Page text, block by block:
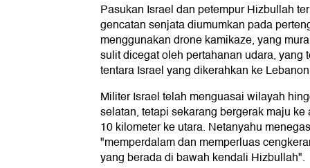
Pasukan Israel dan petempur Hizbullah
gencatan senjata diumumkan pada
menggunakan drone kamikaze, yang
sulit dicegat oleh pertahanan udara, yang
tentara Israel yang dikerahkan ke
Militer Israel telah menguasai wilayah
selatan, tetapi sekarang bergerak maju
10 kilometer ke utara. Netanyahu
"memperdalam dan memperluas
yang berada di bawah kendali Hizbullah".